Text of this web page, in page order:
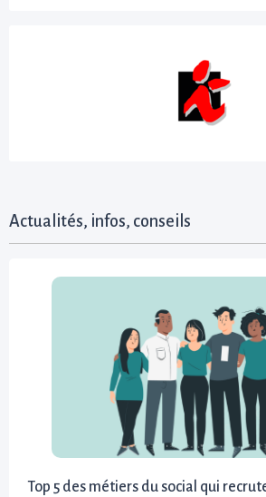
Actualités, infos, conseils
Top 5 des métiers du social qui